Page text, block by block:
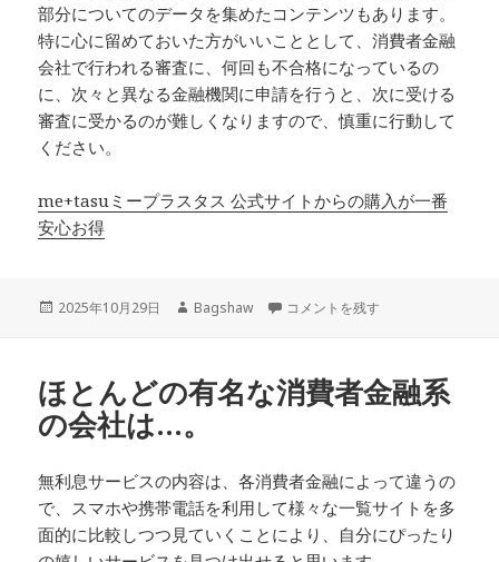
部分についてのデータを集めたコンテンツもあります。
特に心に留めておいた方がいいこととして、消費者金融
会社で行われる審査に、何回も不合格になっているの
に、次々と異なる金融機関に申請を行うと、次に受ける
審査に受かるのが難しくなりますので、慎重に行動して
ください。
me+tasuミープラスタス 公式サイトからの購入が一番
安心お得
投
2025年10月29日
作
Bagshaw 今は同業である消費者金融業者間
コメントを残す
ほとんどの有名な消費者金融系
の会社は…。
無利息サービスの内容は、各消費者金融によって違うの
で、スマホや携帯電話を利用して様々な一覧サイトを多
面的に比較しつつ見ていくことにより、自分にぴったり